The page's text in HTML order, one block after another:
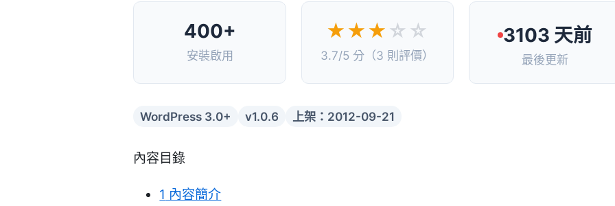
400+
安裝啟用
★★★ ☆☆
3.7/5 分（3 則評價）
3103 天前
最後更新
WordPress 3.0+ v1.0.6 上架：2012-09-21
內容目錄
1 內容簡介